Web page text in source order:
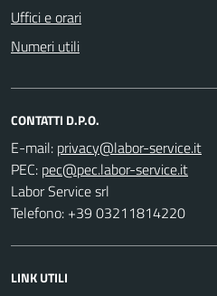
Uffici e orari
Numeri utili
CONTATTI D.P.O.
E-mail:
PEC:
Labor Service srl
Telefono: +39 03211814220
LINK UTILI